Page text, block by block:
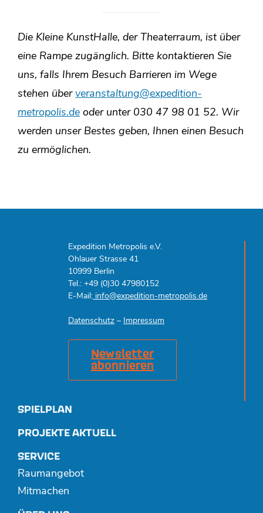
Die Kleine KunstHalle, der Theaterraum, ist über
eine Rampe zugänglich. Bitte kontaktieren Sie
uns, falls Ihrem Besuch Barrieren im Wege
stehen über veranstaltung@expedition-
metropolis.de oder unter 030 47 98 01 52. Wir
werden unser Bestes geben, Ihnen einen Besuch
zu ermöglichen.
Expedition Metropolis e.V.
Ohlauer Strasse 41
10999 Berlin
Tel.: +49 (0)30 47980152
E-Mail: info@expedition-metropolis.de
Datenschutz – Impressum
Newsletter
abonnieren
SPIELPLAN
PROJEKTE AKTUELL
SERVICE
Raumangebot
Mitmachen